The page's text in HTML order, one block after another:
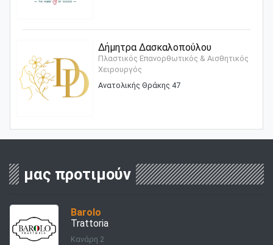
Δήμητρα Δασκαλοπούλου
Πλαστικός Επανορθωτικός & Αισθητικός
Χειρουργός
Ανατολικής Θράκης 47
μας προτιμούν
Barolo
Trattoria
Κανάρη 2